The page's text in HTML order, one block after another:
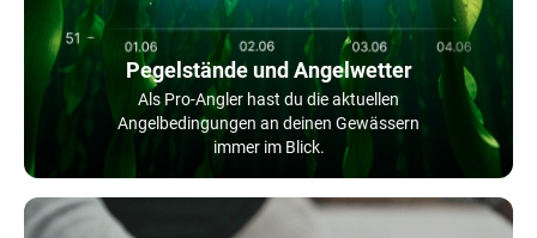
Pegelstände und Angelwetter
Als Pro-Angler hast du die aktuellen
Angelbedingungen an deinen Gewässern
immer im Blick.